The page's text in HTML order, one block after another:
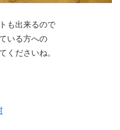
も出来るので
いる方への
くださいね。